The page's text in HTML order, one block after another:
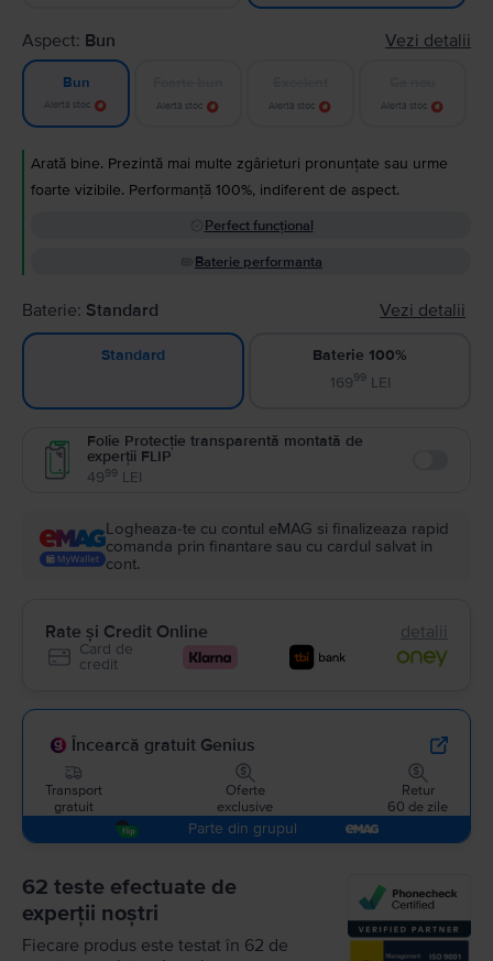
Aspect: Bun Vezi detalii
Bun
Alertă stoc Alertă stoc Alertă stoc Alertă stoc
Arată bine. Prezintă mai multe zgârieturi pronunțate sau urme
foarte vizibile. Performanță 100%, indiferent de aspect.
Perfect funcțional
Baterie performanta
Baterie: Standard Vezi detalii
Standard
Baterie 100%
16999LEI
Folie Protecție transparentă montată de
experții FLIP
4999 LEI
Logheaza-te cu contul eMAG si finalizeaza rapid
comanda prin finantare sau cu cardul salvat in
cont.
Rate și Credit Online detalii
Card de
credit
Încearcă gratuit Genius
Transport
gratuit
Oferte
exclusive
Retur
60 de zile
Parte din grupul
62 teste efectuate de
experții noștri
Fiecare produs este testat în 62 de